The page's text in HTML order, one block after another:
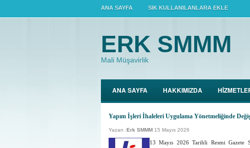
ANA SAYFA SIK KULLANILANLARA EKLE
ERK SMMM
Mali Müşavirlik
ANA SAYFA HAKKIMIZDA
Yapım İşleri İhaleleri Uygulama Yönetmeliğinde
Yazan :Erk SMMM 15 Mayıs 2026
13 Mayıs 2026 Tarihli Resmi